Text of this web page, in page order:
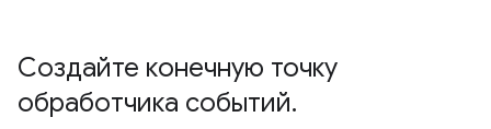
Создайте конечную точку
обработчика событий.